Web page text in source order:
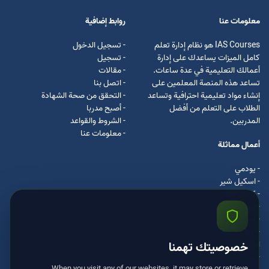
معلومات عنا
IAS Courses هو نظام إدارة تعلم
كامل الميزات يساعدك على إدارة
أعمالك التعليمية في عدة ساعات.
تساعد هذه المنصة المعلمين على
إنشاء مواد تعليمية احترافية وتساعد
الطلاب على التعلم من أفضل
المدربين.
روابط إضافية
- تسجيل الدخول
- تسجيل
- مقالات
- اتصل بنا
- التحقق من صحة الشهادة
- أصبح مدربا
- الشروط والقواعد
- معلومات عنا
أعمال مماثلة
- يودمي
- اسکیل شیر
- كرس ايرا
- لیندا
- اسكيل سفت
- اوداسيتي
ادكس
- مستر كلس
خصوصيتك تهمنا